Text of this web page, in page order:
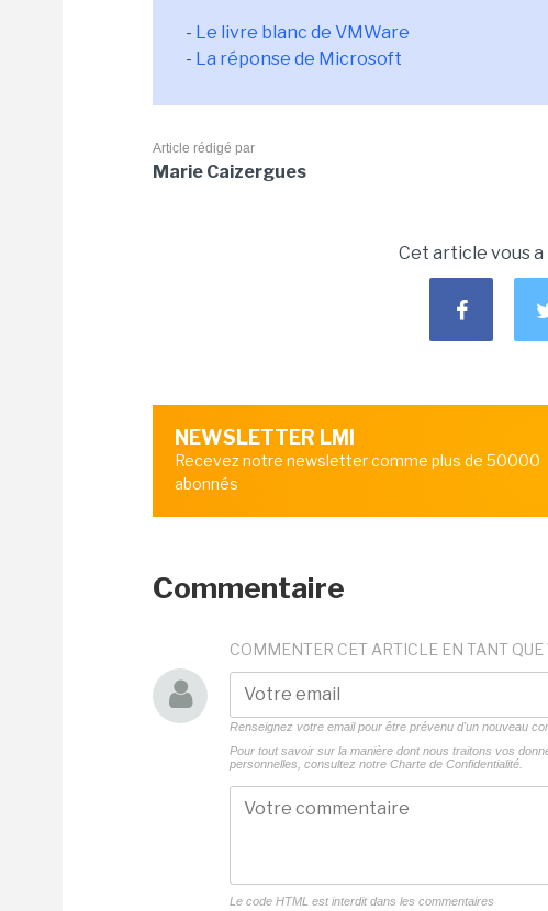
- Le livre blanc de VMWare
- La réponse de Microsoft
Article rédigé par
Marie Caizergues
Cet article vous a
NEWSLETTER LMI
Recevez notre newsletter comme plus de 50000
abonnés
Commentaire
COMMENTER CET ARTICLE EN TANT QUE
Renseignez votre email pour être prévenu d'un nouveau
Pour tout savoir sur la manière dont nous traitons vos
personnelles, consultez notre Charte de Confidentialité.
Le code HTML est interdit dans les commentaires